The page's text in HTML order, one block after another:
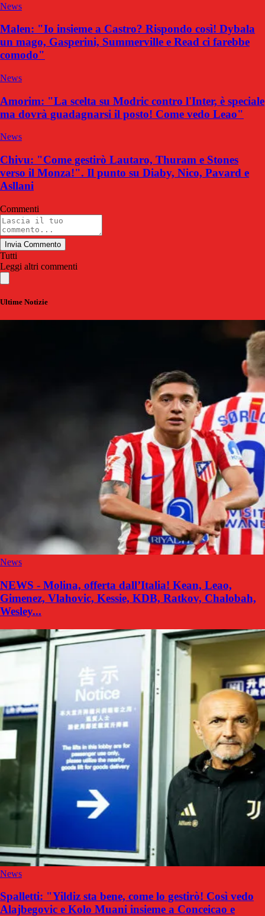
News
Malen: "Io insieme a Castro? Rispondo così! Dybala
un mago, Gasperini, Summerville e Read ci farebbe
comodo"
News
Amorim: "La scelta su Modric contro l'Inter, è speciale
ma dovrà guadagnarsi il posto! Come vedo Leao"
News
Chivu: "Come gestirò Lautaro, Thuram e Stones
verso il Monza!". Il punto su Diaby, Nico, Pavard e
Asllani
Commenti
Invia Commento
Tutti
Leggi altri commenti
Ultime Notizie
News
NEWS - Molina, offerta dall’Italia! Kean, Leao,
Gimenez, Vlahovic, Kessie, KDB, Ratkov, Chalobah,
Wesley...
News
Spalletti: "Yildiz sta bene, come lo gestirò! Così vedo
Alajbegovic e Kolo Muani insieme a Conceicao e